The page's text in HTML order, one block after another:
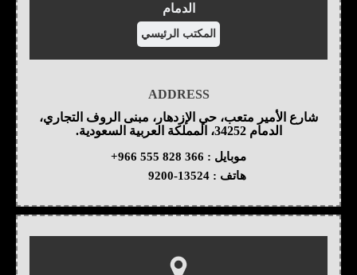
الدمام
المكتب الرئيسي
ADDRESS
شارع الأمير متعب، حي الإزدهار، مبنى الروف التجاري،
الدمام 34252، المملكة العربية السعودية.
موبايل : +966 555 828 366
هاتف : 9200-13524